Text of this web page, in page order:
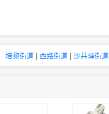
培黎街道 | 西路街道 | 沙井驿街道